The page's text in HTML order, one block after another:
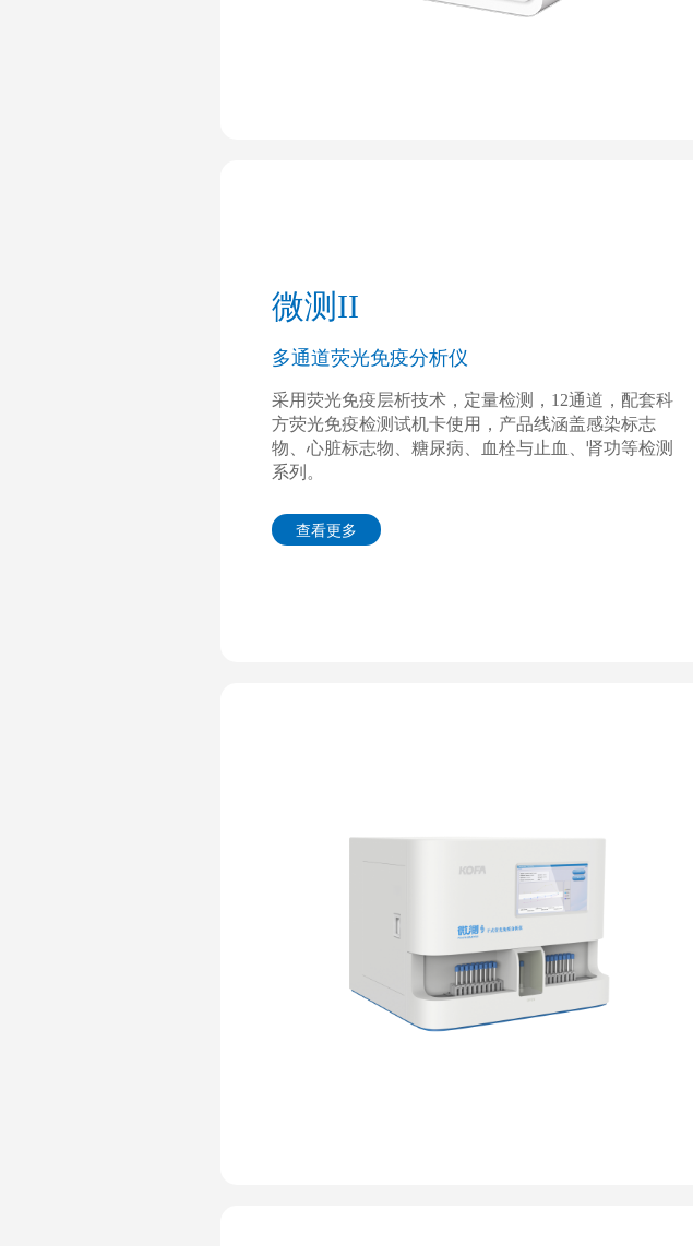
微测II
多通道荧光免疫分析仪
采用荧光免疫层析技术，定量检测，12通道，配套科
方荧光免疫检测试机卡使用，产品线涵盖感染标志
物、心脏标志物、糖尿病、血栓与止血、肾功等检测
系列。
查看更多